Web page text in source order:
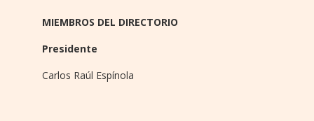
MIEMBROS DEL DIRECTORIO
Presidente
Carlos Raúl Espínola